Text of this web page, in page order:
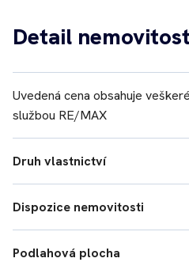
Detail
Uvedená cena obsahuje
službou RE/MAX
Druh vlastnictví
Dispozice nemovitosti
Podlahová plocha